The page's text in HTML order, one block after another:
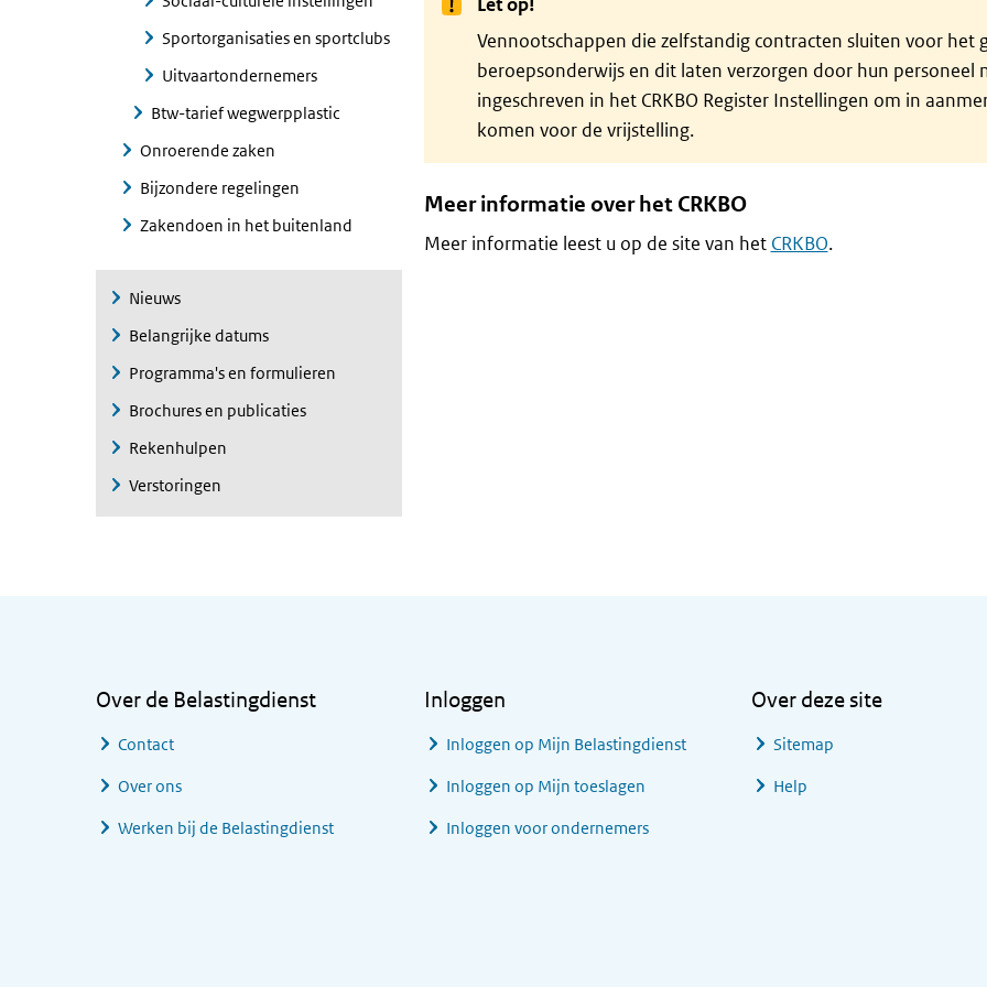
Sportorganisaties en sportclubs
Uitvaartondernemers
Btw-tarief wegwerpplastic
Onroerende zaken
Bijzondere regelingen
Zakendoen in het buitenland
Nieuws
Belangrijke datums
Programma's en formulieren
Brochures en publicaties
Rekenhulpen
Verstoringen
Vennootschappen die zelfstandig contracten sluiten voor het
beroepsonderwijs en dit laten verzorgen door hun personeel
ingeschreven in het CRKBO Register Instellingen om in
komen voor de vrijstelling.
Meer informatie over het CRKBO
Meer informatie leest u op de site van het CRKBO.
Over de Belastingdienst
Contact
Over ons
Werken bij de Belastingdienst
Inloggen
Inloggen op Mijn Belastingdienst
Inloggen op Mijn toeslagen
Inloggen voor ondernemers
Over deze site
Sitemap
Help